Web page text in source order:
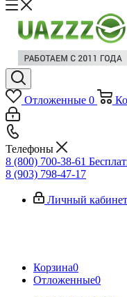
Отложенные 0
Телефоны
8 (800) 700-38-61
8 (903) 798-47-17
Личный кабинет
Корзина0
Отложенные0